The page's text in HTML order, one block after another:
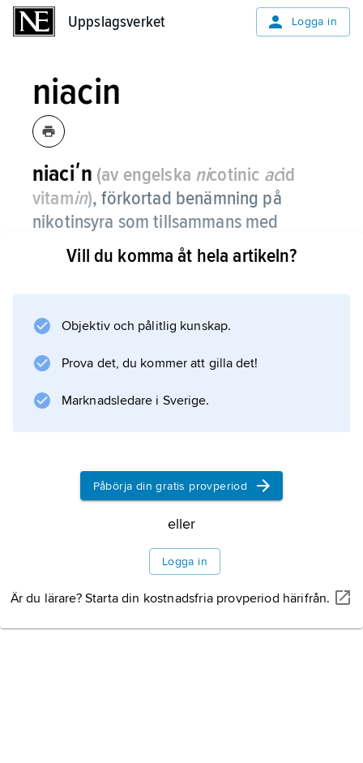
Uppslagsverket Logga in
niacin
niaciʹn (av engelska nicotinic acid
vitamin),förkortad benämning på
nikotinsyra som tillsammans med
nikotinamid (niacinamid) hör till B-
vitaminerna.
vitaminer
Vill du komma åt hela artikeln?
Objektiv och pålitlig kunskap.
Prova det, du kommer att gilla det!
Marknadsledare i Sverige.
Påbörja din gratis provperiod
eller
Logga in
Är du lärare? Starta din kostnadsfria provperiod härifrån.